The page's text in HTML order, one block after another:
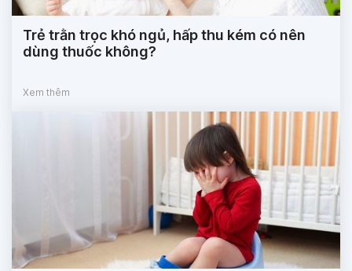
Trẻ trằn trọc khó ngủ, hấp thu kém có nên
dùng thuốc không?
Xem thêm